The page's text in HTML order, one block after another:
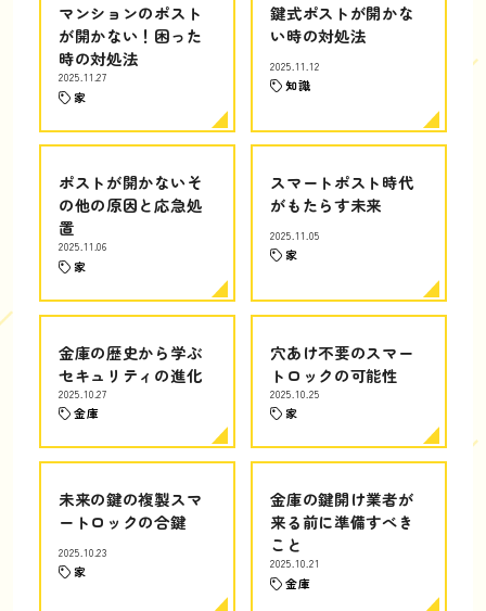
マンションのポスト
が開かない！困った
時の対処法
2025.11.27
家
鍵式ポストが開かな
い時の対処法
2025.11.12
知識
ポストが開かないそ
の他の原因と応急処
置
2025.11.06
家
スマートポスト時代
がもたらす未来
2025.11.05
家
金庫の歴史から学ぶ
セキュリティの進化
2025.10.27
金庫
穴あけ不要のスマー
トロックの可能性
2025.10.25
家
未来の鍵の複製スマ
ートロックの合鍵
2025.10.23
家
金庫の鍵開け業者が
来る前に準備すべき
こと
2025.10.21
金庫